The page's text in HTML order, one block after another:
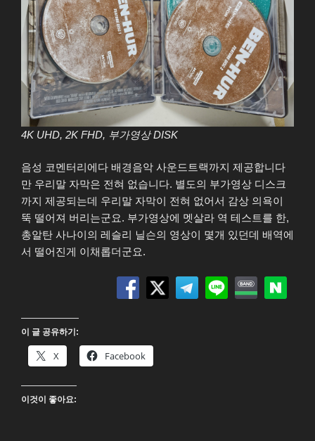
4K UHD, 2K FHD, 부가영상 DISK
음성 코멘터리에다 배경음악 사운드트랙까지 제공합니다
만 우리말 자막은 전혀 없습니다. 별도의 부가영상 디스크
까지 제공되는데 우리말 자막이 전혀 없어서 감상 의욕이
뚝 떨어져 버리는군요. 부가영상에 멧살라 역 테스트를 한,
총알탄 사나이의 레슬리 닐슨의 영상이 몇개 있던데 배역에
서 떨어진게 이채롭더군요.
이 글 공유하기:
X Facebook
이것이 좋아요: